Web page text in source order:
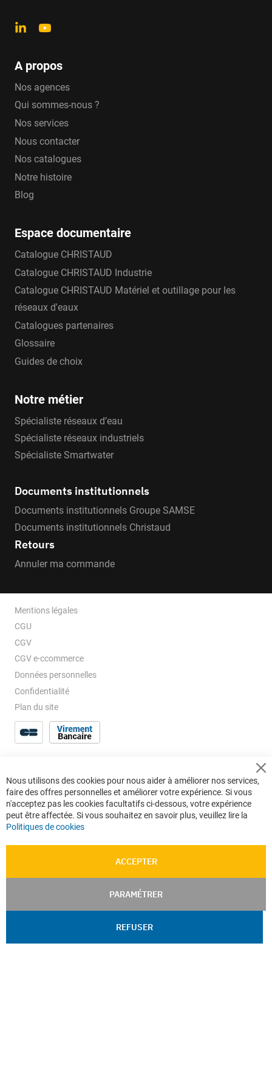
A propos
Nos agences
Qui sommes-nous ?
Nos services
Nous contacter
Nos catalogues
Notre histoire
Blog
Espace documentaire
Catalogue CHRISTAUD
Catalogue CHRISTAUD Industrie
Catalogue CHRISTAUD Matériel et outillage pour les
réseaux d'eaux
Catalogues partenaires
Glossaire
Guides de choix
Notre métier
Spécialiste réseaux d’eau
Spécialiste réseaux industriels
Spécialiste Smartwater
Documents institutionnels
Documents institutionnels Groupe SAMSE
Documents institutionnels Christaud
Retours
Annuler ma commande
Mentions légales
CGU
CGV
CGV e-ccommerce
Données personnelles
Confidentialité
Plan du site
Nous utilisons des cookies pour nous aider à améliorer nos services,
faire des offres personnelles et améliorer votre expérience. Si vous
n'acceptez pas les cookies facultatifs ci-dessous, votre expérience
peut être affectée. Si vous souhaitez en savoir plus, veuillez lire la
Politiques de cookies
ACCEPTER
PARAMÉTRER
REFUSER